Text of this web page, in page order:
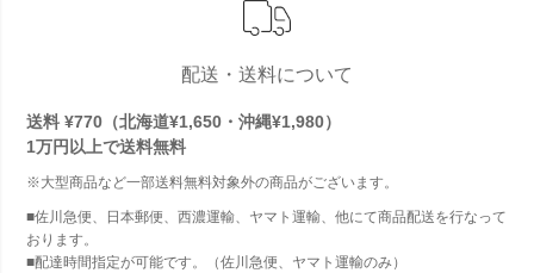
配送・送料について
送料 ¥770（北海道¥1,650・沖縄¥1,980）
1万円以上で送料無料
※大型商品など一部送料無料対象外の商品がございます。
■佐川急便、日本郵便、西濃運輸、ヤマト運輸、他にて商品配送を行なって
おります。
■配達時間指定が可能です。（佐川急便、ヤマト運輸のみ）